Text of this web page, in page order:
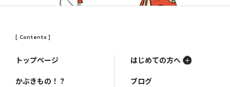
[ Contents ]
トップページ
かぶきもの！？
はじめての方へ
ブログ